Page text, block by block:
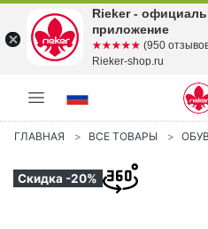
ГЛАВНАЯ ВСЕ ТОВАРЫ
Скидка -20%
Rieker -
приложение
☆☆☆☆☆
★★★★★ (950
Rieker-shop.ru